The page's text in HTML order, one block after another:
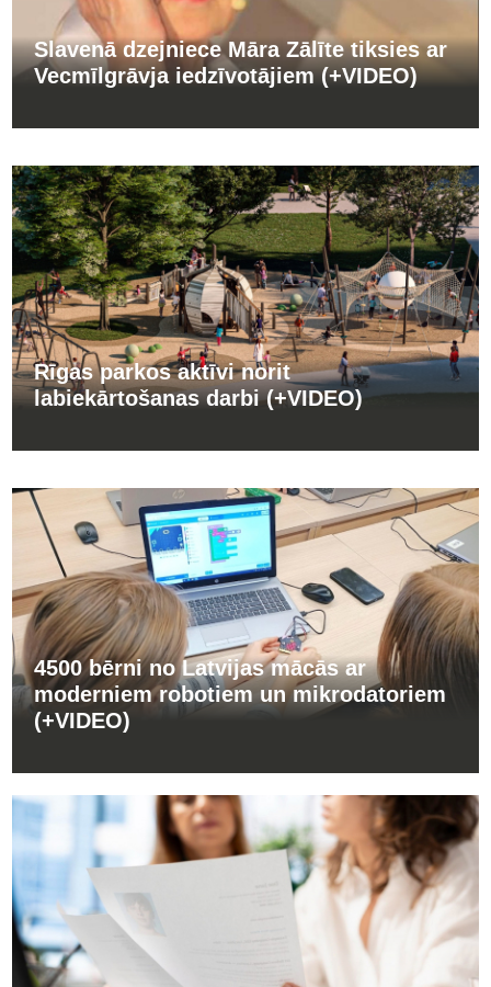
Slavenā dzejniece Māra Zālīte tiksies ar
Vecmīlgrāvja iedzīvotājiem (+VIDEO)
Rīgas parkos aktīvi norit
labiekārtošanas darbi (+VIDEO)
4500 bērni no Latvijas mācās ar
moderniem robotiem un mikrodatoriem
(+VIDEO)